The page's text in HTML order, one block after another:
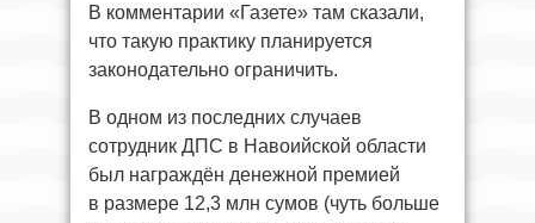
В комментарии «Газете» там сказали,
что такую практику планируется
законодательно ограничить.
В одном из последних случаев
сотрудник ДПС в Навоийской области
был награждён денежной премией
в размере 12,3 млн сумов (чуть больше